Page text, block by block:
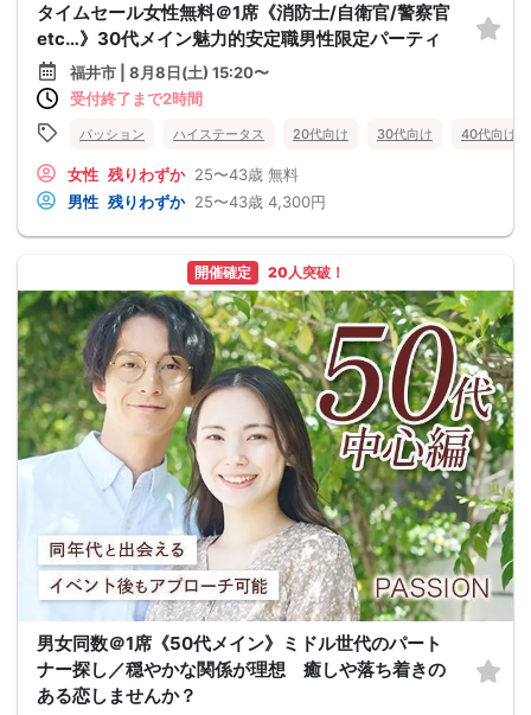
タイムセール女性無料＠1席《消防士/自衛官/警察官
etc…》30代メイン魅力的安定職男性限定パーティ
福井市 | 8月8日(土) 15:20〜
受付終了まで2時間
パッション ハイステータス 20代向け 30代向け 40代向け
女性 残りわずか 25〜43歳 無料
男性 残りわずか 25〜43歳 4,300円
開催確定 20人突破！
男女同数＠1席《50代メイン》ミドル世代のパート
ナー探し／穏やかな関係が理想 癒しや落ち着きの
ある恋しませんか？